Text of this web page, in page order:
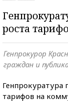
роста
Генпрокурор
граждан и
Генпрокуратура
тарифов на